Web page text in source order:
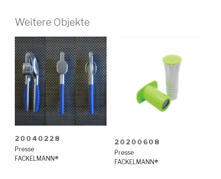
Weitere Objekte
20040228
Presse
FACKELMANN®
20200608
Presse
FACKELMANN®